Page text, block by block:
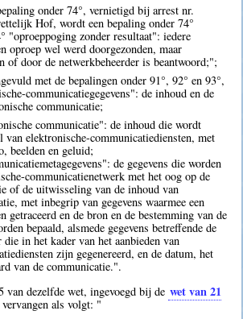
onder 74°, vernietigd bij arrest nr.
Hof, wordt een bepaling onder 74°
"oproeppoging zonder resultaat": iedere
oproep wel werd doorgezonden, maar
of door de netwerkbeheerder is beantwoord;";
met de bepalingen onder 91°, 92° en 93°,
communicatiegegevens": de inhoud en de
communicatie;
communicatie": de inhoud die wordt
elektronische-communicatiediensten, met
beelden en geluid;
de gegevens die worden
communicatienetwerk met het oog op de
of de uitwisseling van de inhoud van
met inbegrip van gegevens waarmee een
getraceerd en de bron en de bestemming van de
bepaald, alsmede gegevens betreffende de
in het kader van het aanbieden van
zijn gegenereerd, en de datum, het
van de communicatie.".
van dezelfde wet, ingevoegd bij de wet van 21
als volgt: "